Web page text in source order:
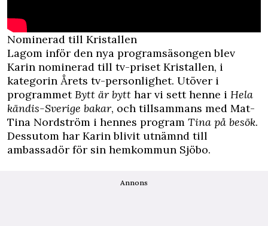
Nominerad till Kristallen
Lagom inför den nya programsäsongen blev
Karin nominerad till tv-priset Kristallen, i
kategorin Årets tv-personlighet. Utöver i
programmetBytt är bytt har vi sett henne i Hela
kändis-Sverige bakar, och tillsammans med Mat-
Tina Nordström i hennes program Tina på besök.
Dessutom har Karin blivit utnämnd till
ambassadör för sin hemkommun Sjöbo.
Annons